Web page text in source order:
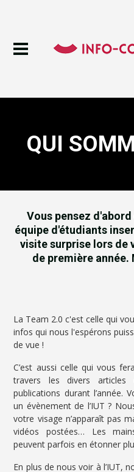
QUI
Vous pensez
équipe d'étudiants
visite surprise lors de
de première année.
La Team 2.0 c'est celle qui
infos qui nous l'espérons
de vue !
C’est aussi celle qui vous
travers les divers
publications durant l’année.
un évènement de l’IUT ?
votre visage n’apparaît pas
vidéos postées… Les
peuvent parfois en étonner
En plus de nous voir à l’IUT,